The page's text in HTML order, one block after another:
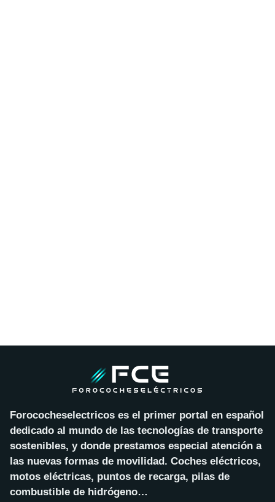
Forococheselectricos es el primer portal en español
dedicado al mundo de las tecnologías de transporte
sostenibles, y donde prestamos especial atención a
las nuevas formas de movilidad. Coches eléctricos,
motos eléctricas, puntos de recarga, pilas de
combustible de hidrógeno…